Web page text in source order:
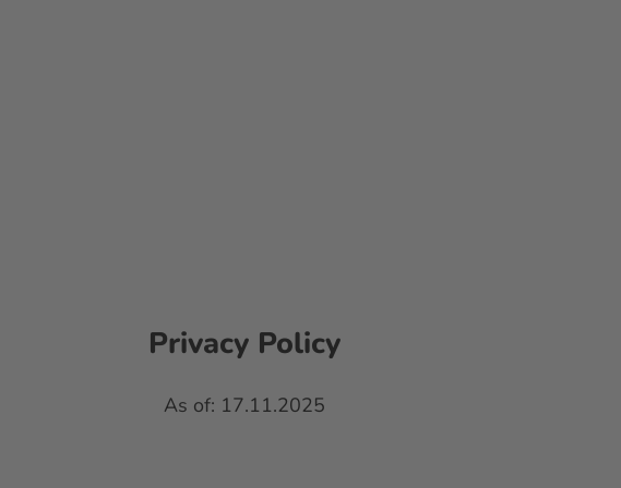
Privacy Policy
As of: 17.11.2025